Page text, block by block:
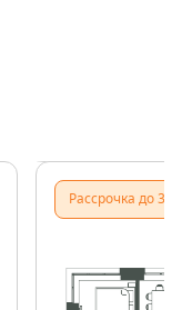
Рассрочка до